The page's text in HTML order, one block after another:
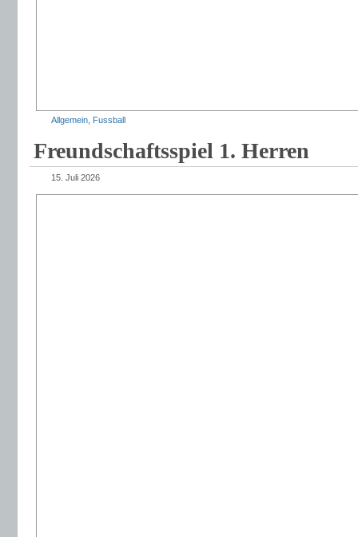
Allgemein Fussball
Freundschaftsspiel 1. Herren
15. Juli 2026